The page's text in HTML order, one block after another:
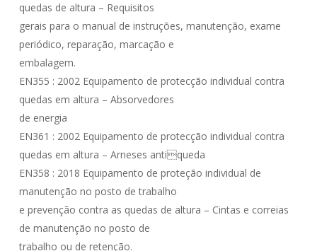
quedas de altura – Requisitos
gerais para o manual de instruções, manutenção, exame
periódico, reparação, marcação e
embalagem.
EN355 : 2002 Equipamento de protecção individual contra
quedas em altura – Absorvedores
de energia
EN361 : 2002 Equipamento de protecção individual contra
quedas em altura – Arneses antiqueda
EN358 : 2018 Equipamento de proteção individual de
manutenção no posto de trabalho
e prevenção contra as quedas de altura – Cintas e correias
de manutenção no posto de
trabalho ou de retenção.